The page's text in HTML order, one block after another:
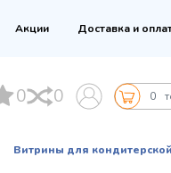
Акции Доставка и
0 0 0
Витрины для кондитерской